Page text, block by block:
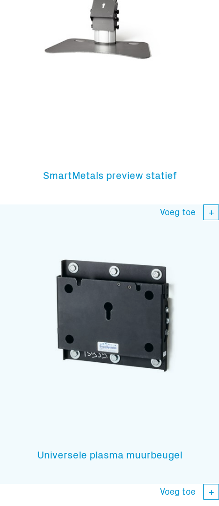
SmartMetals preview statief
Voeg toe
Universele plasma muurbeugel
Voeg toe